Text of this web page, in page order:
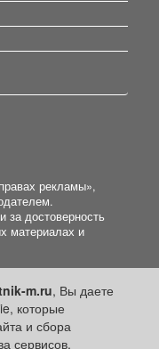
m.ru, Вы даете
которые
и сбора
сервисов.
рекламы»,
за достоверность
материалах и